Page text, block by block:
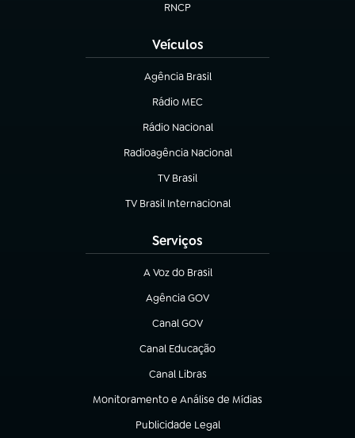
RNCP
(abre em nova aba)
Veículos
Agência Brasil
(abre em nova aba)
Rádio MEC
(abre em nova aba)
Rádio Nacional
Radioagência Nacional
(abre em nova aba)
TV Brasil
(abre em nova aba)
TV Brasil Internacional
(abre em nova aba)
Serviços
A Voz do Brasil
(abre em nova aba)
Agência GOV
(abre em nova aba)
Canal GOV
(abre em nova aba)
Canal Educação
(abre em nova aba)
Canal Libras
(abre em nova aba)
Monitoramento e Análise de Mídias
(abre em nova aba)
Publicidade Legal
(abre em nova aba)